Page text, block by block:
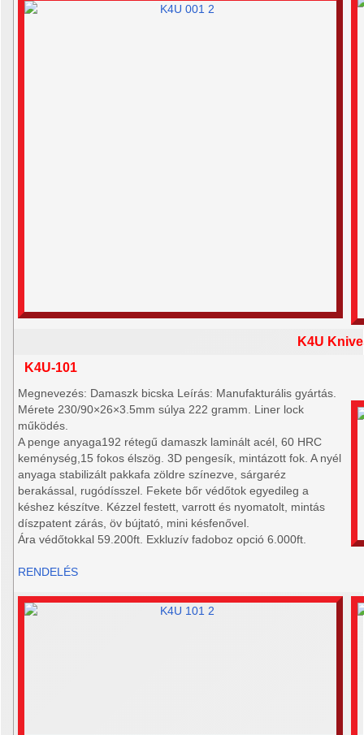
K4U
K4U-101
Megnevezés: Damaszk bicska Leírás: Manufakturális gyártás.
Mérete 230/90×26×3.5mm súlya 222 gramm. Liner lock
működés.
A penge anyaga192 rétegű damaszk laminált acél, 60 HRC
keménység,15 fokos élszög. 3D pengesík, mintázott fok. A nyél
anyaga stabilizált pakkafa zöldre színezve, sárgaréz
berakással, rugódísszel. Fekete bőr védőtok egyedileg a
késhez készítve. Kézzel festett, varrott és nyomatolt, mintás
díszpatent zárás, öv bújtató, mini késfenővel.
Ára védőtokkal 59.200ft. Exkluzív fadoboz opció 6.000ft.
RENDELÉS